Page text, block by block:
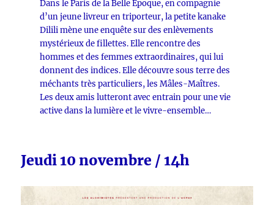
Dans le Paris de la Belle Époque, en compagnie
d’un jeune livreur en triporteur, la petite kanake
Dilili mène une enquête sur des enlèvements
mystérieux de fillettes. Elle rencontre des
hommes et des femmes extraordinaires, qui lui
donnent des indices. Elle découvre sous terre des
méchants très particuliers, les Mâles-Maîtres.
Les deux amis lutteront avec entrain pour une vie
active dans la lumière et le vivre-ensemble…
Jeudi 10 novembre / 14h